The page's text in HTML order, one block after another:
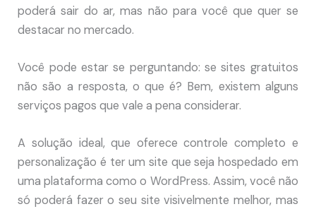
poderá sair do ar, mas não para você que quer se
destacar no mercado.
Você pode estar se perguntando: se sites gratuitos
não são a resposta, o que é? Bem, existem alguns
serviços pagos que vale a pena considerar.
A solução ideal, que oferece controle completo e
personalização é ter um site que seja hospedado em
uma plataforma como o WordPress. Assim, você não
só poderá fazer o seu site visivelmente melhor, mas